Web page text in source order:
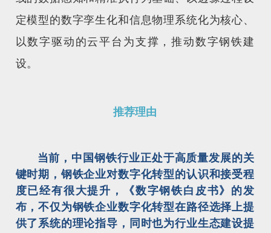
定模型的数字孪生化和信息物理系统化为核心、
以数字驱动的云平台为支撑，推动数字钢铁建
设。
推荐理由
当前，中国钢铁行业正处于高质量发展的关
键时期，钢铁企业对数字化转型的认识和接受程
度已经有很大提升，《数字钢铁白皮书》的发
布，不仅为钢铁企业数字化转型在路径选择上提
供了系统的理论指导，同时也为行业生态建设提